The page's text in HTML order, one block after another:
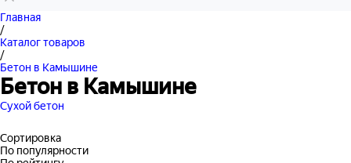
Главная
/
Каталог товаров
/
Бетон в Камышине
Бетон в Камышине
Сухой бетон
Сортировка
По популярности